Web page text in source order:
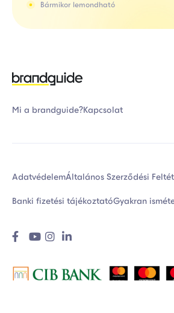
Bármikor lemondható
Mi a brandguide?Kapcsolat
AdatvédelemÁltalános Szerződési
Banki fizetési tájékoztatóGyakran